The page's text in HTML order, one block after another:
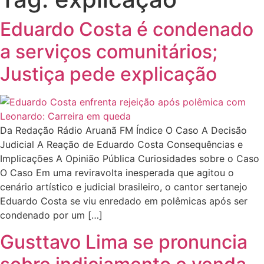
Eduardo Costa é condenado
a serviços comunitários;
Justiça pede explicação
Da Redação Rádio Aruanã FM Índice O Caso A Decisão
Judicial A Reação de Eduardo Costa Consequências e
Implicações A Opinião Pública Curiosidades sobre o Caso
O Caso Em uma reviravolta inesperada que agitou o
cenário artístico e judicial brasileiro, o cantor sertanejo
Eduardo Costa se viu enredado em polêmicas após ser
condenado por um […]
Gusttavo Lima se pronuncia